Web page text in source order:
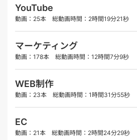
YouTube
動画：25本 総動画時間：2時間19分21秒
マーケティング
動画：178本 総動画時間：12時間7分9秒
WEB制作
動画：23本 総動画時間：1時間31分55秒
EC
動画：21本 総動画時間：2時間24分29秒